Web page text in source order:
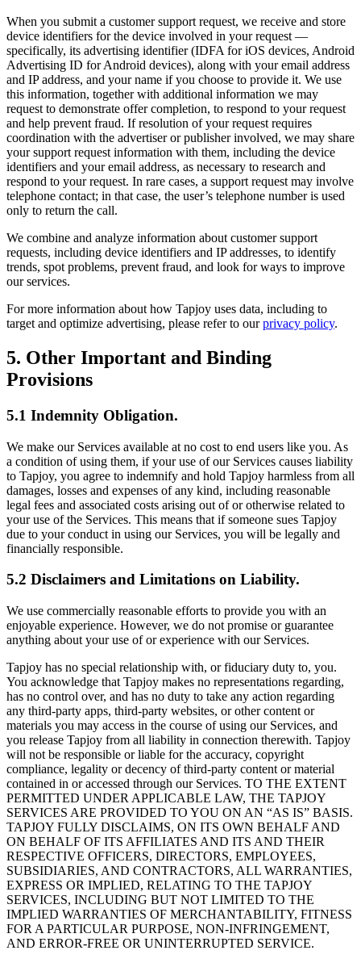
When you submit a customer support request, we receive and store
device identifiers for the device involved in your request —
specifically, its advertising identifier (IDFA for iOS devices, Android
Advertising ID for Android devices), along with your email address
and IP address, and your name if you choose to provide it. We use
this information, together with additional information we may
request to demonstrate offer completion, to respond to your request
and help prevent fraud. If resolution of your request requires
coordination with the advertiser or publisher involved, we may share
your support request information with them, including the device
identifiers and your email address, as necessary to research and
respond to your request. In rare cases, a support request may involve
telephone contact; in that case, the user’s telephone number is used
only to return the call.
We combine and analyze information about customer support
requests, including device identifiers and IP addresses, to identify
trends, spot problems, prevent fraud, and look for ways to improve
our services.
For more information about how Tapjoy uses data, including to
target and optimize advertising, please refer to ourprivacy policy.
5. Other Important and Binding
Provisions
5.1 Indemnity Obligation.
We make our Services available at no cost to end users like you. As
a condition of using them, if your use of our Services causes liability
to Tapjoy, you agree to indemnify and hold Tapjoy harmless from all
damages, losses and expenses of any kind, including reasonable
legal fees and associated costs arising out of or otherwise related to
your use of the Services. This means that if someone sues Tapjoy
due to your conduct in using our Services, you will be legally and
financially responsible.
5.2 Disclaimers and Limitations on Liability.
We use commercially reasonable efforts to provide you with an
enjoyable experience. However, we do not promise or guarantee
anything about your use of or experience with our Services.
Tapjoy has no special relationship with, or fiduciary duty to, you.
You acknowledge that Tapjoy makes no representations regarding,
has no control over, and has no duty to take any action regarding
any third-party apps, third-party websites, or other content or
materials you may access in the course of using our Services, and
you release Tapjoy from all liability in connection therewith. Tapjoy
will not be responsible or liable for the accuracy, copyright
compliance, legality or decency of third-party content or material
contained in or accessed through our Services. TO THE EXTENT
PERMITTED UNDER APPLICABLE LAW, THE TAPJOY
SERVICES ARE PROVIDED TO YOU ON AN “AS IS” BASIS.
TAPJOY FULLY DISCLAIMS, ON ITS OWN BEHALF AND
ON BEHALF OF ITS AFFILIATES AND ITS AND THEIR
RESPECTIVE OFFICERS, DIRECTORS, EMPLOYEES,
SUBSIDIARIES, AND CONTRACTORS, ALL WARRANTIES,
EXPRESS OR IMPLIED, RELATING TO THE TAPJOY
SERVICES, INCLUDING BUT NOT LIMITED TO THE
IMPLIED WARRANTIES OF MERCHANTABILITY, FITNESS
FOR A PARTICULAR PURPOSE, NON-INFRINGEMENT,
AND ERROR-FREE OR UNINTERRUPTED SERVICE.